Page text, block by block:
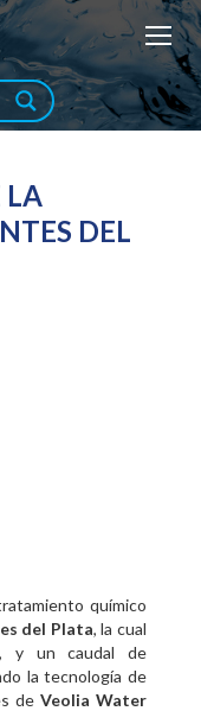
LA
DEL
químico
del Plata, la cual
, y un caudal de
la tecnología de
de Veolia Water